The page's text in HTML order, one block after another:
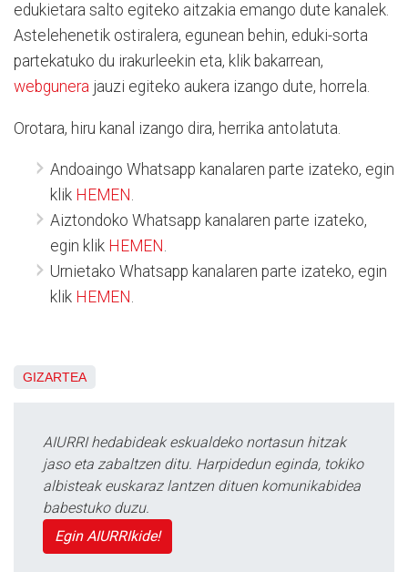
edukietara salto egiteko aitzakia emango dute kanalek.
Astelehenetik ostiralera, egunean behin, eduki-sorta
partekatuko du irakurleekin eta, klik bakarrean,
webgunera jauzi egiteko aukera izango dute, horrela.
Orotara, hiru kanal izango dira, herrika antolatuta.
Andoaingo Whatsapp kanalaren parte izateko, egin
klik HEMEN .
Aiztondoko Whatsapp kanalaren parte izateko,
egin klik HEMEN .
Urnietako Whatsapp kanalaren parte izateko, egin
klik HEMEN .
GIZARTEA
AIURRI hedabideak eskualdeko nortasun hitzak
jaso eta zabaltzen ditu. Harpidedun eginda, tokiko
albisteak euskaraz lantzen dituen komunikabidea
babestuko duzu.
Egin AIURRIkide!